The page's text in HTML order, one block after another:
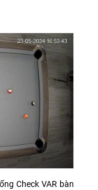
Check VAR bàn